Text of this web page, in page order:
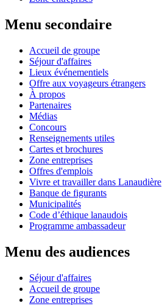
Menu secondaire
Accueil de groupe
Séjour d'affaires
Lieux événementiels
Offre aux voyageurs étrangers
À propos
Partenaires
Médias
Concours
Renseignements utiles
Cartes et brochures
Zone entreprises
Offres d'emplois
Vivre et travailler dans Lanaudière
Banque de figurants
Municipalités
Code d’éthique lanaudois
Programme ambassadeur
Menu des audiences
Séjour d'affaires
Accueil de groupe
Zone entreprises